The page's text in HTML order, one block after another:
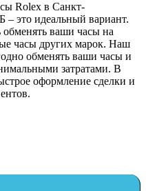
Rolex в Санкт-
– это идеальный вариант.
ваши часы на
часы других марок. Наш
обменять ваши часы и
затратами. В
оформление сделки и